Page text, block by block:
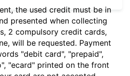
the used credit must be in
presented when collecting
2 compulsory credit cards,
will be requested. Payment
"debit card", "prepaid",
"ecard" printed on the front